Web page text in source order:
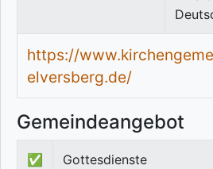
https://
elversberg.de/
Gemeindeangebot
✅ Gottesdienste